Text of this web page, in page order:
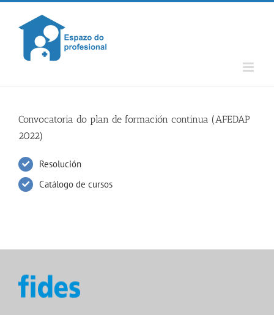
Skip
content
Convocatoria do plan de formación continua (AFEDAP
2022)
Resolución
Catálogo de cursos